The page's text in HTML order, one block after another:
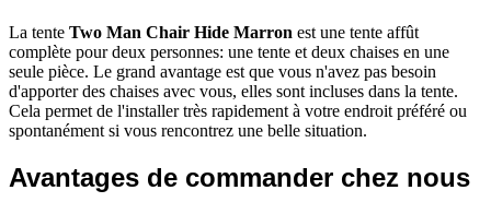
La tente Two Man Chair Hide Marron est une tente affût
complète pour deux personnes: une tente et deux chaises en une
seule pièce. Le grand avantage est que vous n'avez pas besoin
d'apporter des chaises avec vous, elles sont incluses dans la tente.
Cela permet de l'installer très rapidement à votre endroit préféré ou
spontanément si vous rencontrez une belle situation.
Avantages de commander chez nous